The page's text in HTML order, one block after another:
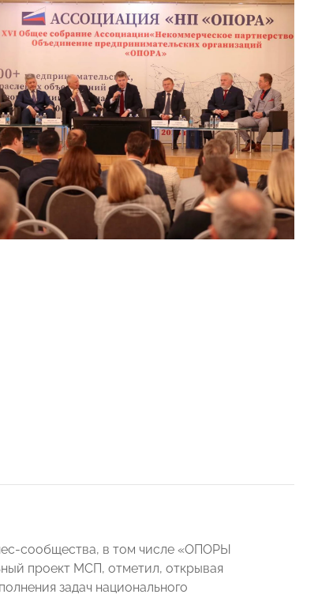
сообщества, в том числе «ОПОРЫ
проект МСП, отметил, открывая
задач национального